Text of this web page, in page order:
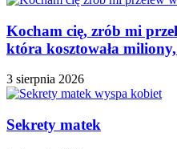
Kocham cię, zrób mi
która kosztowała
3 sierpnia 2026
Sekrety matek